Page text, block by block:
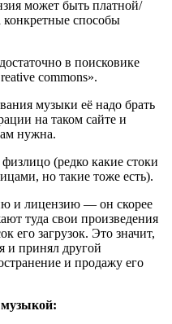
может быть платной/
конкретные способы
в поисковике
commons».
музыки её надо брать
на таком сайте и
нужна.
(редко какие стоки
но такие тоже есть).
и лицензию — он скорее
туда свои произведения
его загрузок. Это значит,
и принял другой
и продажу его
музыкой: